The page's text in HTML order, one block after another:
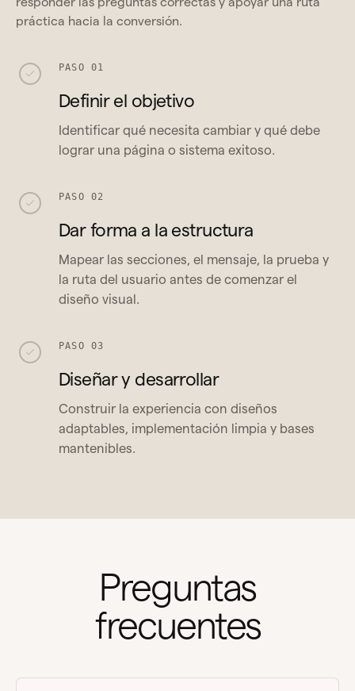
práctica hacia la conversión.
PASO 01
Definir el objetivo
Identificar qué necesita cambiar y qué debe
lograr una página o sistema exitoso.
PASO 02
Dar forma a la estructura
Mapear las secciones, el mensaje, la prueba y
la ruta del usuario antes de comenzar el
diseño visual.
PASO 03
Diseñar y desarrollar
Construir la experiencia con diseños
adaptables, implementación limpia y bases
mantenibles.
Preguntas
frecuentes